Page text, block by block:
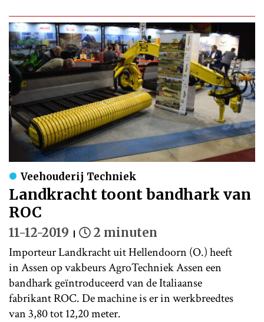
Veehouderij Techniek
Landkracht toont bandhark van
ROC
11-12-2019 2 minuten
Importeur Landkracht uit Hellendoorn (O.) heeft
in Assen op vakbeurs AgroTechniek Assen een
bandhark geïntroduceerd van de Italiaanse
fabrikant ROC. De machine is er in werkbreedtes
van 3,80 tot 12,20 meter.